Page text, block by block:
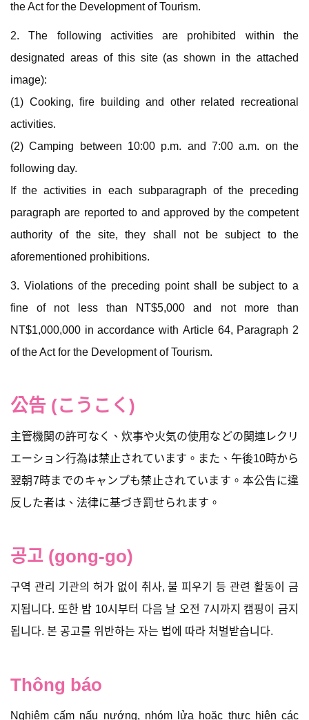
the Act for the Development of Tourism.
2. The following activities are prohibited within the
designated areas of this site (as shown in the attached
image):
(1) Cooking, fire building and other related recreational
activities.
(2) Camping between 10:00 p.m. and 7:00 a.m. on the
following day.
If the activities in each subparagraph of the preceding
paragraph are reported to and approved by the competent
authority of the site, they shall not be subject to the
aforementioned prohibitions.
3. Violations of the preceding point shall be subject to a
fine of not less than NT$5,000 and not more than
NT$1,000,000 in accordance with Article 64, Paragraph 2
of the Act for the Development of Tourism.
公告 (こうこく)
主管機関の許可なく、炊事や火気の使用などの関連レクリ
エーション行為は禁止されています。また、午後10時から
翌朝7時までのキャンプも禁止されています。本公告に違
反した者は、法律に基づき罰せられます。
공고 (gong-go)
구역 관리 기관의 허가 없이 취사, 불 피우기 등 관련 활동이 금
지됩니다. 또한 밤 10시부터 다음 날 오전 7시까지 캠핑이 금지
됩니다. 본 공고를 위반하는 자는 법에 따라 처벌받습니다.
Thông báo
Nghiêm cấm nấu nướng, nhóm lửa hoặc thực hiện các